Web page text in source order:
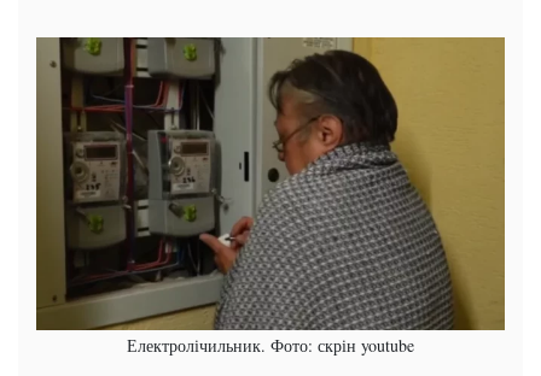
Електролічильник. Фото: скрін youtube